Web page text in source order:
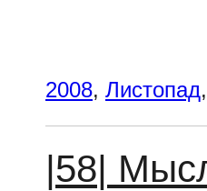
2008, Листопад
|58|